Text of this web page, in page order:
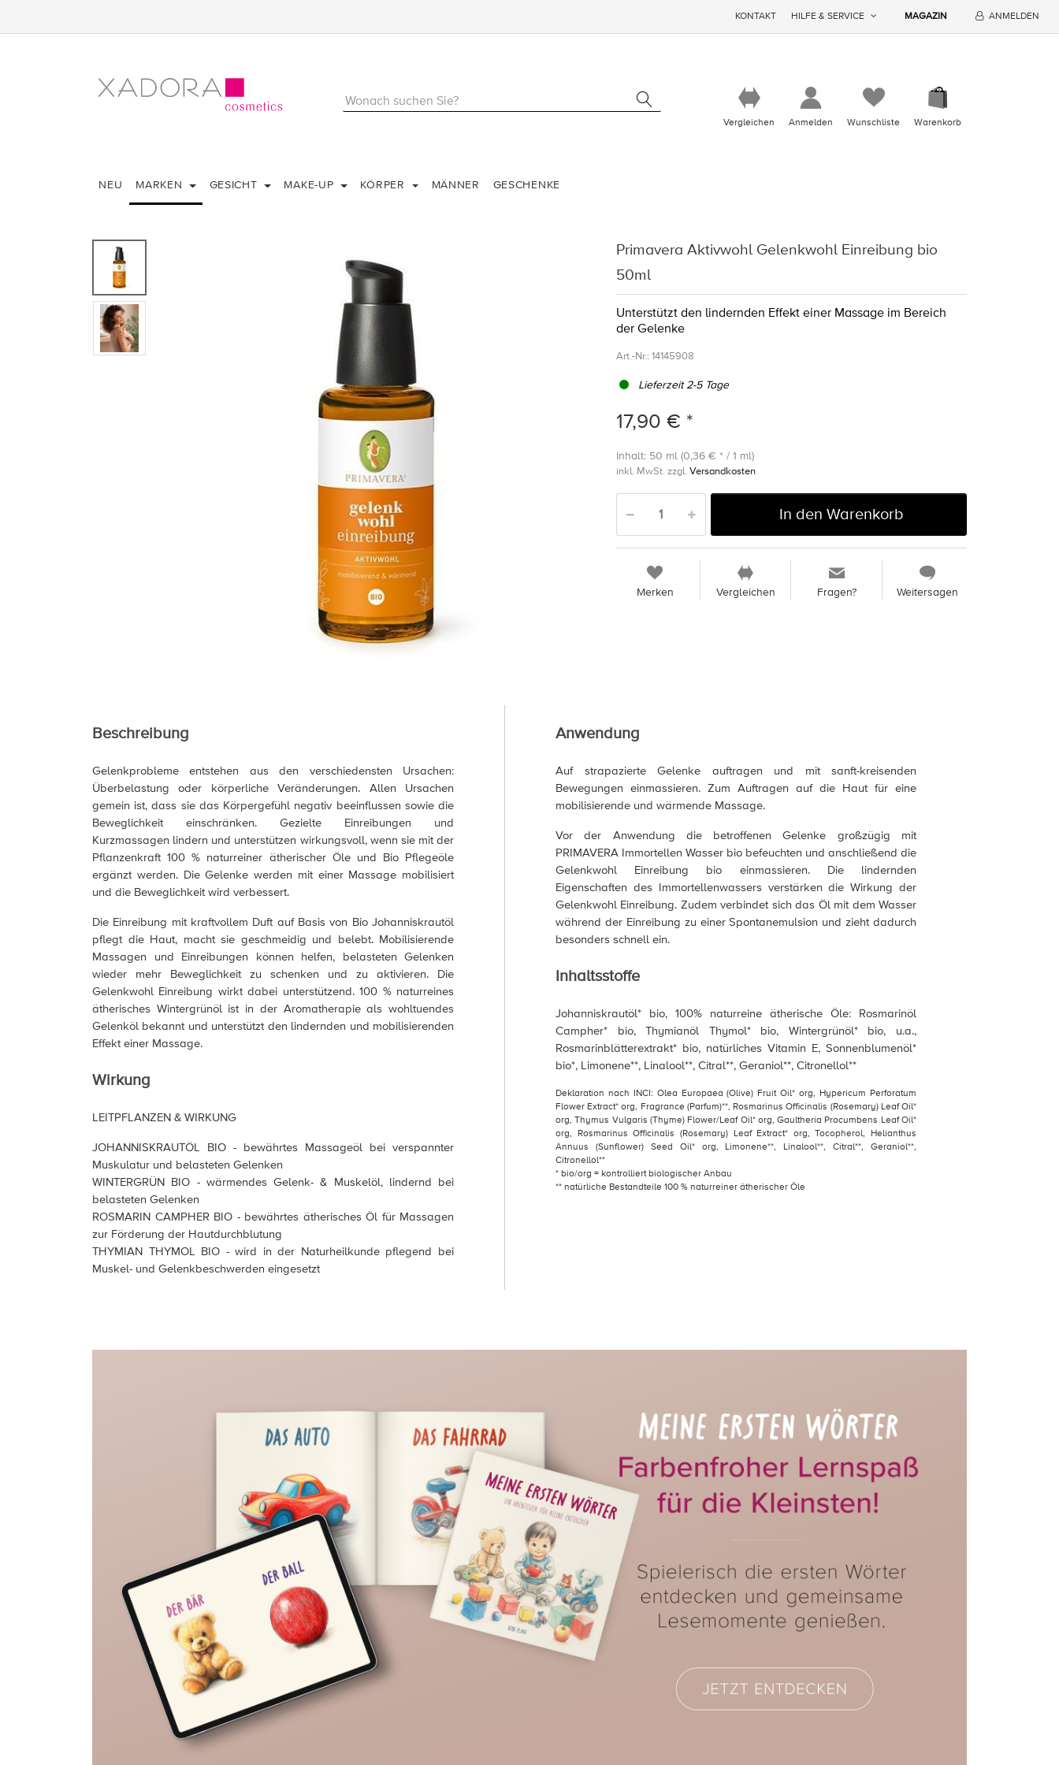
KONTAKT HILFE & SERVICE MAGAZIN ANMELDEN
Vergleichen Anmelden Wunschliste Warenkorb
NEU MARKEN GESICHT MAKE-UP KÖRPER MÄNNER GESCHENKE
Primavera Aktivwohl Gelenkwohl Einreibung bio
50ml
Unterstützt den lindernden Effekt einer Massage im Bereich
der Gelenke
Art.-Nr.: 14145908
Lieferzeit 2-5 Tage
17,90 € *
Inhalt: 50 ml (0,36 € * / 1 ml)
inkl. MwSt. zzgl. Versandkosten
In den Warenkorb
Merken Vergleichen Fragen? Weitersagen
Beschreibung
Gelenkprobleme entstehen aus den verschiedensten Ursachen:
Überbelastung oder körperliche Veränderungen. Allen Ursachen
gemein ist, dass sie das Körpergefühl negativ beeinflussen sowie die
Beweglichkeit einschränken. Gezielte Einreibungen und
Kurzmassagen lindern und unterstützen wirkungsvoll, wenn sie mit der
Pflanzenkraft 100 % naturreiner ätherischer Öle und Bio Pflegeöle
ergänzt werden. Die Gelenke werden mit einer Massage mobilisiert
und die Beweglichkeit wird verbessert.
Die Einreibung mit kraftvollem Duft auf Basis von Bio Johanniskrautöl
pflegt die Haut, macht sie geschmeidig und belebt. Mobilisierende
Massagen und Einreibungen können helfen, belasteten Gelenken
wieder mehr Beweglichkeit zu schenken und zu aktivieren. Die
Gelenkwohl Einreibung wirkt dabei unterstützend. 100 % naturreines
ätherisches Wintergrünöl ist in der Aromatherapie als wohltuendes
Gelenköl bekannt und unterstützt den lindernden und mobilisierenden
Effekt einer Massage.
Wirkung
LEITPFLANZEN & WIRKUNG
JOHANNISKRAUTÖL BIO - bewährtes Massageöl bei verspannter
Muskulatur und belasteten Gelenken
WINTERGRÜN BIO - wärmendes Gelenk- & Muskelöl, lindernd bei
belasteten Gelenken
ROSMARIN CAMPHER BIO - bewährtes ätherisches Öl für Massagen
zur Förderung der Hautdurchblutung
THYMIAN THYMOL BIO - wird in der Naturheilkunde pflegend bei
Muskel- und Gelenkbeschwerden eingesetzt
Anwendung
Auf strapazierte Gelenke auftragen und mit sanft-kreisenden
Bewegungen einmassieren. Zum Auftragen auf die Haut für eine
mobilisierende und wärmende Massage.
Vor der Anwendung die betroffenen Gelenke großzügig mit
PRIMAVERA Immortellen Wasser bio befeuchten und anschließend die
Gelenkwohl Einreibung bio einmassieren. Die lindernden
Eigenschaften des Immortellenwassers verstärken die Wirkung der
Gelenkwohl Einreibung. Zudem verbindet sich das Öl mit dem Wasser
während der Einreibung zu einer Spontanemulsion und zieht dadurch
besonders schnell ein.
Inhaltsstoffe
Johanniskrautöl* bio, 100% naturreine ätherische Öle: Rosmarinöl
Campher* bio, Thymianöl Thymol* bio, Wintergrünöl* bio, u.a.,
Rosmarinblätterextrakt* bio, natürliches Vitamin E, Sonnenblumenöl*
bio*, Limonene**, Linalool**, Citral**, Geraniol**, Citronellol**
Deklaration nach INCI: Olea Europaea (Olive) Fruit Oil* org, Hypericum Perforatum
Flower Extract* org, Fragrance (Parfum)**, Rosmarinus Officinalis (Rosemary) Leaf Oil*
org, Thymus Vulgaris (Thyme) Flower/Leaf Oil* org, Gaultheria Procumbens Leaf Oil*
org, Rosmarinus Officinalis (Rosemary) Leaf Extract* org, Tocopherol, Helianthus
Annuus (Sunflower) Seed Oil* org, Limonene**, Linalool**, Citral**, Geraniol**,
Citronellol**
* bio/org = kontrolliert biologischer Anbau
** natürliche Bestandteile 100 % naturreiner ätherischer Öle